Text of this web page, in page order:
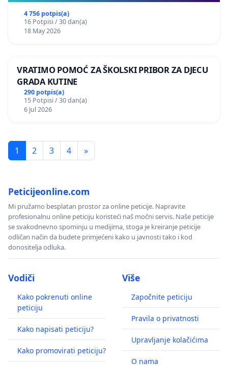
4 756 potpis(a)
16 Potpisi / 30 dan(a)
18 May 2026
VRATIMO POMOĆ ZA ŠKOLSKI PRIBOR ZA DJECU
GRADA KUTINE
290 potpis(a)
15 Potpisi / 30 dan(a)
6 Jul 2026
1 2 3 4 »
Peticijeonline.com
Mi pružamo besplatan prostor za online peticije. Napravite
profesionalnu online peticiju koristeći naš močni servis. Naše peticije
se svakodnevno spominju u medijima, stoga je kreiranje peticije
odličan način da budete primjećeni kako u javnosti tako i kod
donositelja odluka.
Vodiči
Kako pokrenuti online
peticiju
Kako napisati peticiju?
Kako promovirati peticiju?
Više
Započnite peticiju
Pravila o privatnosti
Upravljanje kolačićima
O nama